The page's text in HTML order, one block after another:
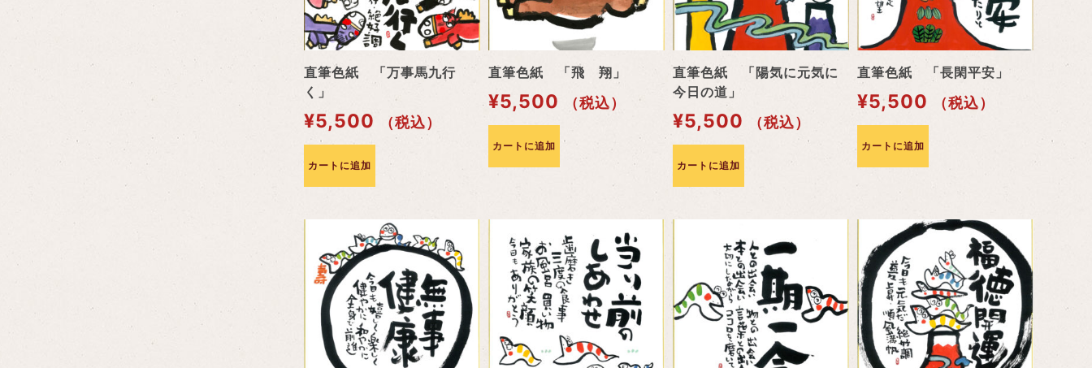
直筆色紙 「万事馬九行
く」
¥5,500 （税込）
カートに追加
直筆色紙 「飛 翔」
¥5,500 （税込）
カートに追加
直筆色紙 「陽気に元気に
今日の道」
¥5,500 （税込）
カートに追加
直筆色紙 「長閑平安」
¥5,500 （税込）
カートに追加